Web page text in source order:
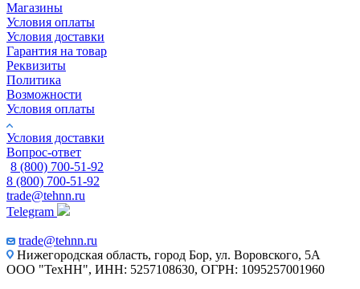
Магазины
Условия оплаты
Условия доставки
Гарантия на товар
Реквизиты
Политика
Возможности
Условия оплаты
Условия доставки
Вопрос-ответ
8 (800) 700-51-92
8 (800) 700-51-92
trade@tehnn.ru
Telegram
trade@tehnn.ru
Нижегородская область, город Бор, ул. Воровского, 5А
ООО "ТехНН", ИНН: 5257108630, ОГРН: 1095257001960